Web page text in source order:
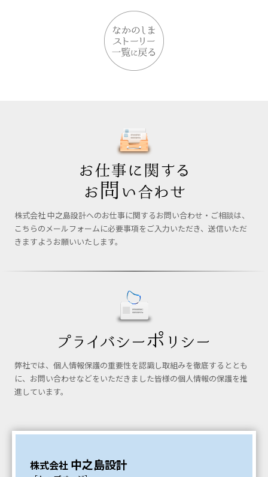
株式会社 中之島設計へのお仕事に関するお問い合わせ・ご相談は、
こちらのメールフォームに必要事項をご入力いただき、送信いただ
きますようお願いいたします。
弊社では、個人情報保護の重要性を認識し取組みを徹底するととも
に、お問い合わせなどをいただきました皆様の個人情報の保護を推
進しています。
株式会社 中之島設計